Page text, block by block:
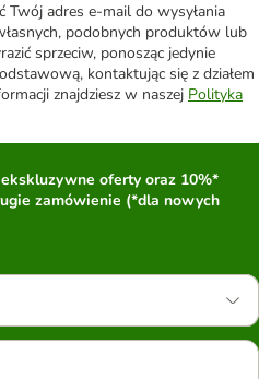
adres e-mail do wysyłania
podobnych produktów lub
sprzeciw, ponosząc jedynie
kontaktując się z działem
znajdziesz w naszej Polityka
oferty oraz 10%*
zamówienie (*dla nowych